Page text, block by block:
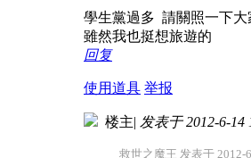
學生黨過多 請關照一下大
雖然我也挺想旅遊的
回复
使用道具 举报
楼主| 发表于 2012-6-14
救世之魔王 发表于 2012-